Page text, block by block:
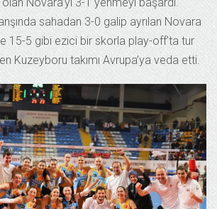
Novara’yı 3-1 yenmeyi başardı.
sahadan 3-0 galip ayrılan Novara
15-5 gibi ezici bir skorla play-off’ta tur
Kuzeyboru takımı Avrupa’ya veda etti.